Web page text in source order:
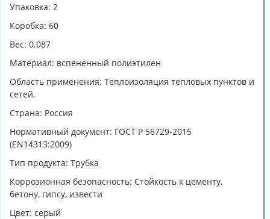
Упаковка: 2
Коробка: 60
Вес: 0.087
Материал: вспененный полиэтилен
Область применения: Теплоизоляция тепловых пунктов и
сетей.
Страна: Россия
Нормативный документ: ГОСТ Р 56729-2015
(EN14313:2009)
Тип продукта: Трубка
Коррозионная безопасность: Cтойкость к цементу,
бетону, гипсу, извести
Цвет: серый